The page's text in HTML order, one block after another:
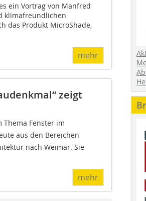
ein Vortrag von Manfred
klimafreundlichen
das Produkt MicroShade,
mehr
zeigt
Fenster im
aus den Bereichen
nach Weimar. Sie
mehr